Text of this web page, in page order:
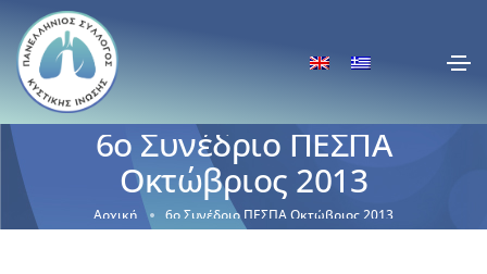
6ο Συνέδριο ΠΕΣΠΑ
Οκτώβριος 2013
Αρχική 6ο Συνέδριο ΠΕΣΠΑ Οκτώβριος 2013